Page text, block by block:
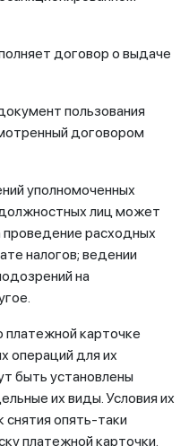
договор о выдаче
пользования
договором
уполномоченных
лиц может
проведение расходных
налогов; ведении
на
платежной карточке
операций для их
быть установлены
их виды. Условия их
снятия опять-таки
платежной карточки.